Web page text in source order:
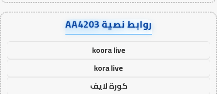
روابط نصية AA4203
koora live
kora live
كورة لايف